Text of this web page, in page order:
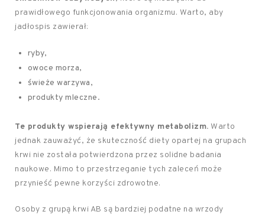
prawidłowego funkcjonowania organizmu. Warto, aby
jadłospis zawierał:
ryby,
owoce morza,
świeże warzywa,
produkty mleczne.
Te produkty wspierają efektywny metabolizm. Warto
jednak zauważyć, że skuteczność diety opartej na grupach
krwi nie została potwierdzona przez solidne badania
naukowe. Mimo to przestrzeganie tych zaleceń może
przynieść pewne korzyści zdrowotne.
Osoby z grupą krwi AB są bardziej podatne na wrzody